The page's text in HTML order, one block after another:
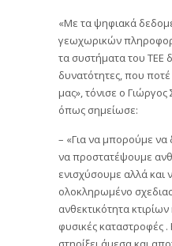
«Με τα ψηφιακά
γεωχωρικών
τα συστήματα του ΤΕΕ
δυνατότητες, που
μας», τόνισε ο Γιώργος
όπως σημείωσε:
– «Για να μπορούμε
να προστατέψουμε
ενισχύσουμε αλλά
ολοκληρωμένο
ανθεκτικότητα
φυσικές καταστροφές
στηρίξει άμεσα και